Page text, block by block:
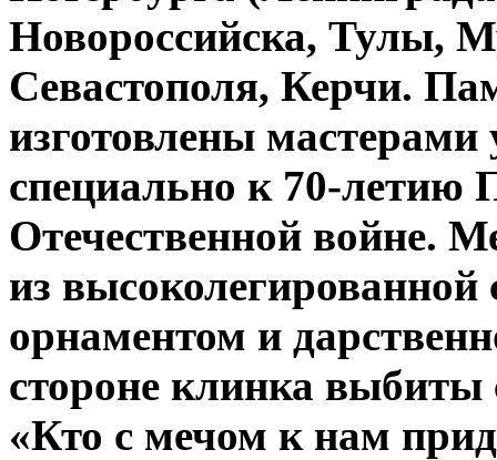
Новороссийска, Тулы,
Севастополя, Керчи.
изготовлены мастерами
специально к 70-летию
Отечественной войне.
из
орнаментом и
стороне клинка выбиты
«Кто с мечом к нам